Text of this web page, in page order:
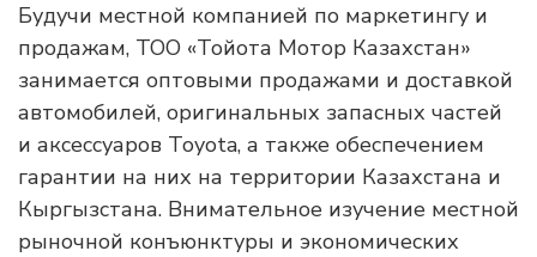
Будучи местной компанией по маркетингу и
продажам, ТОО «Тойота Мотор Казахстан»
занимается оптовыми продажами и доставкой
автомобилей, оригинальных запасных частей
и аксессуаров Toyota, а также обеспечением
гарантии на них на территории Казахстана и
Кыргызстана. Внимательное изучение местной
рыночной конъюнктуры и экономических